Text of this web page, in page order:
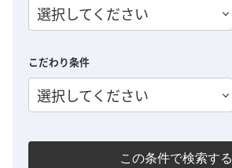
選択してください
こだわり条件
選択してください
この条件で検索する